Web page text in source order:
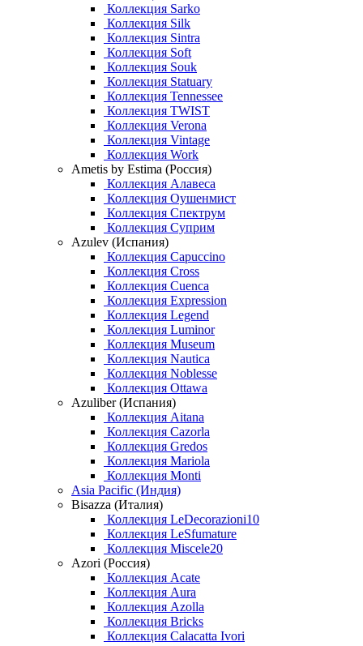
Коллекция Sarko
Коллекция Silk
Коллекция Sintra
Коллекция Soft
Коллекция Souk
Коллекция Statuary
Коллекция Tennessee
Коллекция TWIST
Коллекция Verona
Коллекция Vintage
Коллекция Work
Ametis by Estima (Россия)
Коллекция Алавеса
Коллекция Оушенмист
Коллекция Спектрум
Коллекция Суприм
Azulev (Испания)
Коллекция Capuccino
Коллекция Cross
Коллекция Cuenca
Коллекция Expression
Коллекция Legend
Коллекция Luminor
Коллекция Museum
Коллекция Nautica
Коллекция Noblesse
Коллекция Ottawa
Azuliber (Испания)
Коллекция Aitana
Коллекция Cazorla
Коллекция Gredos
Коллекция Mariola
Коллекция Monti
Asia Pacific (Индия)
Bisazza (Италия)
Коллекция LeDecorazioni10
Коллекция LeSfumature
Коллекция Miscele20
Azori (Россия)
Коллекция Acate
Коллекция Aura
Коллекция Azolla
Коллекция Bricks
Коллекция Calacatta Ivori